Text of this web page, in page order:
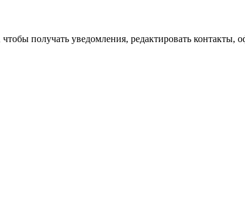
получать уведомления, редактировать контакты,